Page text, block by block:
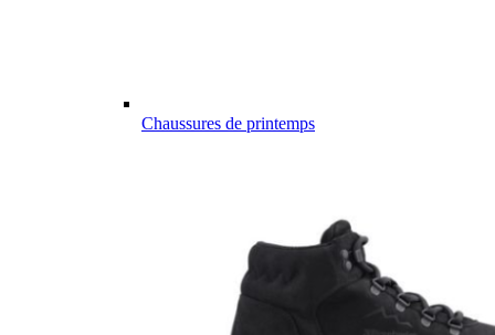
Chaussures de printemps